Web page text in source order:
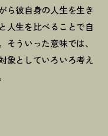
ら彼自身の人生を生き
人生を比べることで自
ういった意味では、
象としていろいろ考え